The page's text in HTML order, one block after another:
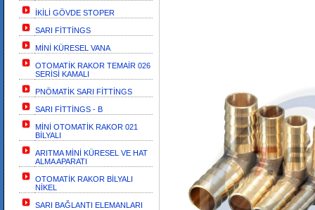
İKİLİ GÖVDE STOPER
SARI FİTTİNGS
MİNİ KÜRESEL VANA
OTOMATİK RAKOR TEMAİR 026
SERİSİ KAMALI
PNÖMATİK SARI FİTTİNGS
SARI FİTTİNGS - B
MİNİ OTOMATİK RAKOR 021
BİLYALI
ARITMA MİNİ KÜRESEL VE HAT
ALMA APARATI
OTOMATİK RAKOR BİLYALI
NİKEL
SARI BAĞLANTI ELEMANLARI